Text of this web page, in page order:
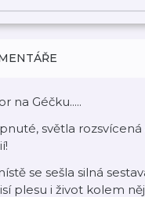
na Géčku.....
světla
se sešla silná
plesu i život kolem